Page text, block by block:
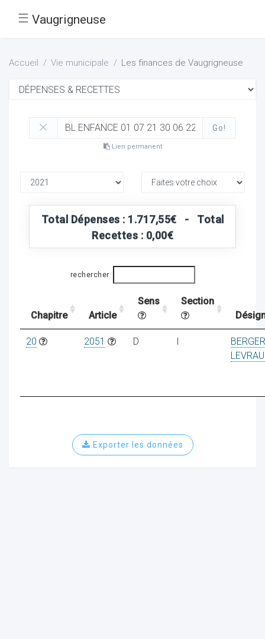
☰ Vaugrigneuse
Accueil Vie municipale Les finances de Vaugrigneuse
Go!
Lien permanent
Total Dépenses : 1.717,55€ - Total
Recettes : 0,00€
rechercher
Chapitre Article
Sens
Section
20 2051 D I
BERGER
Exporter les données